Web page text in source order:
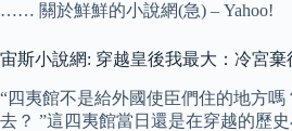
…… 關於鮮鮮的小說網(急) – Yahoo!
宙斯小說網: 穿越皇後我最大：冷宮棄
“四夷館不是給外國使臣們住的地方
去？ ”這四夷館當日還是在穿越的歷